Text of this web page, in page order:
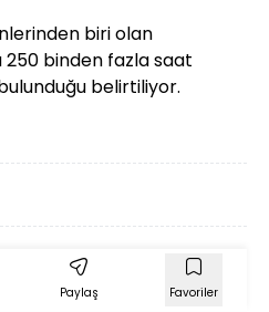
biri olan
250 binden fazla saat
belirtiliyor.
Paylaş Favoriler